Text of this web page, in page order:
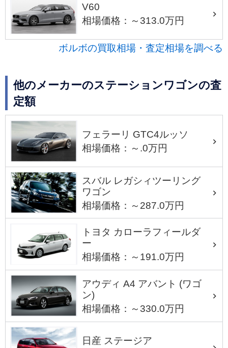
V60
相場価格：～313.0万円
ボルボの買取相場・査定相場を調べる
他のメーカーのステーションワゴンの査
定額
フェラーリ GTC4ルッソ
相場価格：～.0万円
スバル レガシィツーリング
ワゴン
相場価格：～287.0万円
トヨタ カローラフィールダ
ー
相場価格：～191.0万円
アウディ A4 アバント (ワゴ
ン)
相場価格：～330.0万円
日産 ステージア